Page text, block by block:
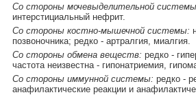
Со стороны мочевыделительной
интерстициальный нефрит.
Со стороны костно-мышечной системы:
позвоночника; редко - артралгия, миалгия.
Со стороны обмена веществ: редко -
частота неизвестна - гипонатриемия,
Со стороны иммунной системы: редко -
анафилактические реакции и